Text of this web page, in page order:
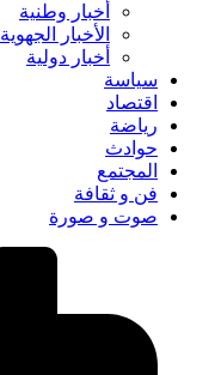
أخبار وطنية
الأخبار الجهوية
أخبار دولية
سياسة
اقتصاد
رياضة
حوادث
المجتمع
فن و ثقافة
صوت و صورة